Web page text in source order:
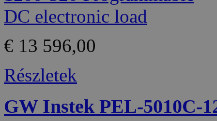
€ 13 596,00
Részletek
GW Instek PEL-5010C-